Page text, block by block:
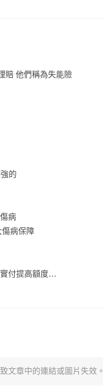
賠 他們稱為失能險
的
病
病保障
付提高額度
還有xcd
文章中的連結或圖片失效。